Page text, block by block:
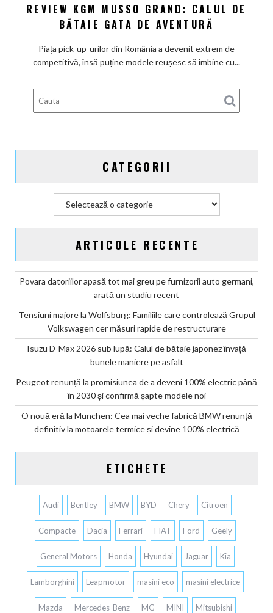
Review
Grand:
Calul
bătaie
gata
de
REVIEW KGM MUSSO GRAND: CALUL DE
BĂTAIE GATA DE AVENTURĂ
Piața pick-up-urilor din România a devenit extrem de
competitivă, însă puține modele reușesc să îmbine cu...
CATEGORII
ARTICOLE RECENTE
Povara datoriilor apasă tot mai greu pe furnizorii auto germani,
arată un studiu recent
Tensiuni majore la Wolfsburg: Familiile care controlează Grupul
Volkswagen cer măsuri rapide de restructurare
Isuzu D-Max 2026 sub lupă: Calul de bătaie japonez învață
bunele maniere pe asfalt
Peugeot renunță la promisiunea de a deveni 100% electric până
în 2030 și confirmă șapte modele noi
O nouă eră la Munchen: Cea mai veche fabrică BMW renunță
definitiv la motoarele termice și devine 100% electrică
ETICHETE
Audi Bentley BMW BYD Chery Citroen
Compacte Dacia Ferrari FIAT Ford Geely
General Motors Honda Hyundai Jaguar Kia
Lamborghini Leapmotor masini eco masini electrice
Mazda Mercedes-Benz MG MINI Mitsubishi